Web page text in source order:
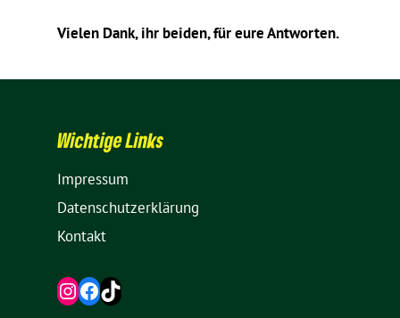
Vielen Dank, ihr beiden, für eure Antworten.
Wich­tige Links
Impressum
Daten­schutz­er­klä­rung
Kontakt
Instagram
Facebook
TikTok